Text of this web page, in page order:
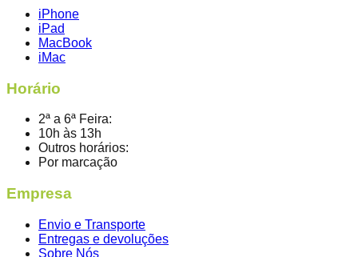
iPhone
iPad
MacBook
iMac
Horário
2ª a 6ª Feira:
10h às 13h
Outros horários:
Por marcação
Empresa
Envio e Transporte
Entregas e devoluções
Sobre Nós